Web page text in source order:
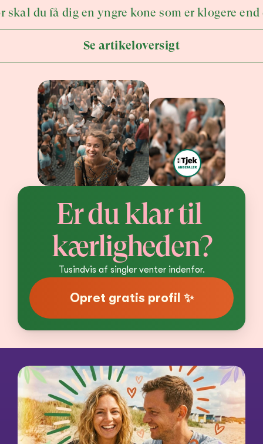
skal du få dig en yngre kone som er klogere
Se artikeloversigt
Er du klar til
kærligheden?
Tusindvis af singler venter indenfor.
Opret gratis profil ✨